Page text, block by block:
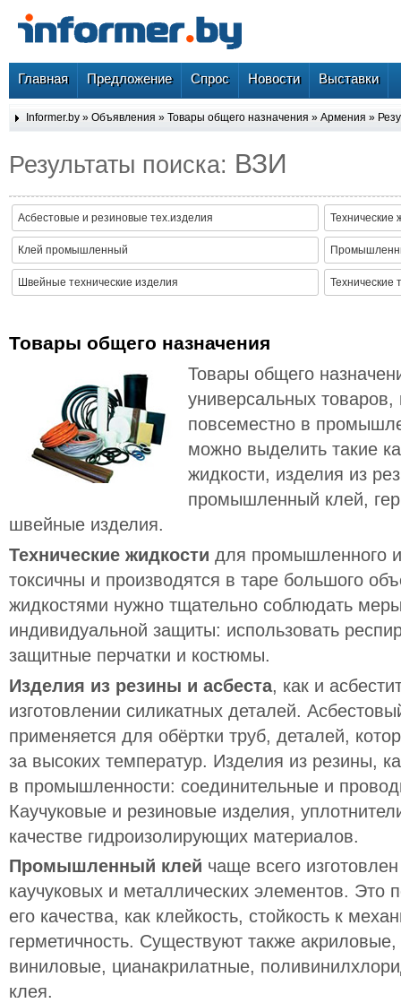
Главная Предложение Спрос Новости Выставки
Informer.by » Объявления » Товары общего назначения » Армения »
Результаты поиска: ВЗИ
Асбестовые и резиновые тех.изделия Технические
Клей промышленный
Швейные технические изделия Технические
Товары общего назначения
Товары общего
универсальных товаров,
повсеместно в
можно выделить такие
жидкости, изделия из
промышленный клей,
швейные изделия.
Технические жидкости для промышленного
токсичны и производятся в таре большого
жидкостями нужно тщательно соблюдать
индивидуальной защиты: использовать
защитные перчатки и костюмы.
Изделия из резины и асбеста, как и
изготовлении силикатных деталей.
применяется для обёртки труб, деталей,
за высоких температур. Изделия из резины,
в промышленности: соединительные и
Каучуковые и резиновые изделия,
качестве гидроизолирующих материалов.
Промышленный клей чаще всего
каучуковых и металлических элементов. Это
его качества, как клейкость, стойкость к
герметичность. Существуют также
виниловые, цианакрилатные,
клея.